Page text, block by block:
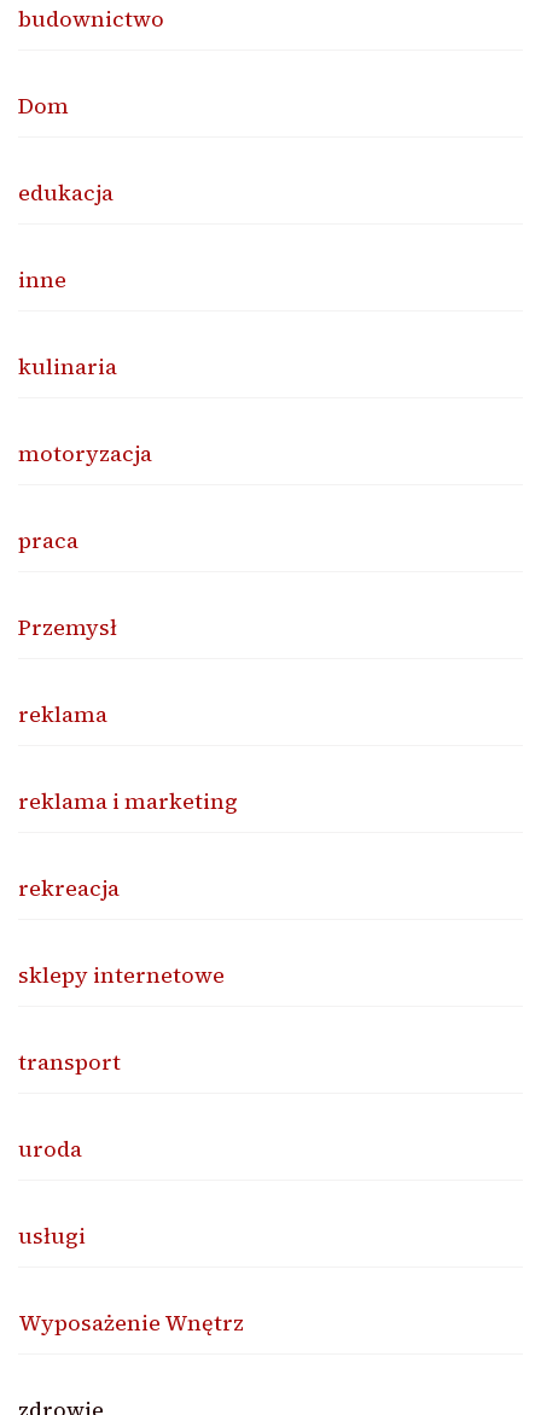
budownictwo
Dom
edukacja
inne
kulinaria
motoryzacja
praca
Przemysł
reklama
reklama i marketing
rekreacja
sklepy internetowe
transport
uroda
usługi
Wyposażenie Wnętrz